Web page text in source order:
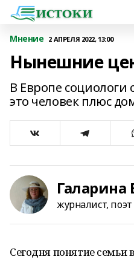
Мнение 2 АПРЕЛЯ 2022, 13:00
Нынешние
В Европе социологи
это человек плюс
Галарина
журналист, поэт
Сегодня понятие семьи